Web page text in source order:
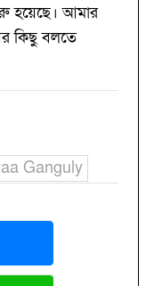
হয়েছে। আমার
কিছু বলতে
Ganguly